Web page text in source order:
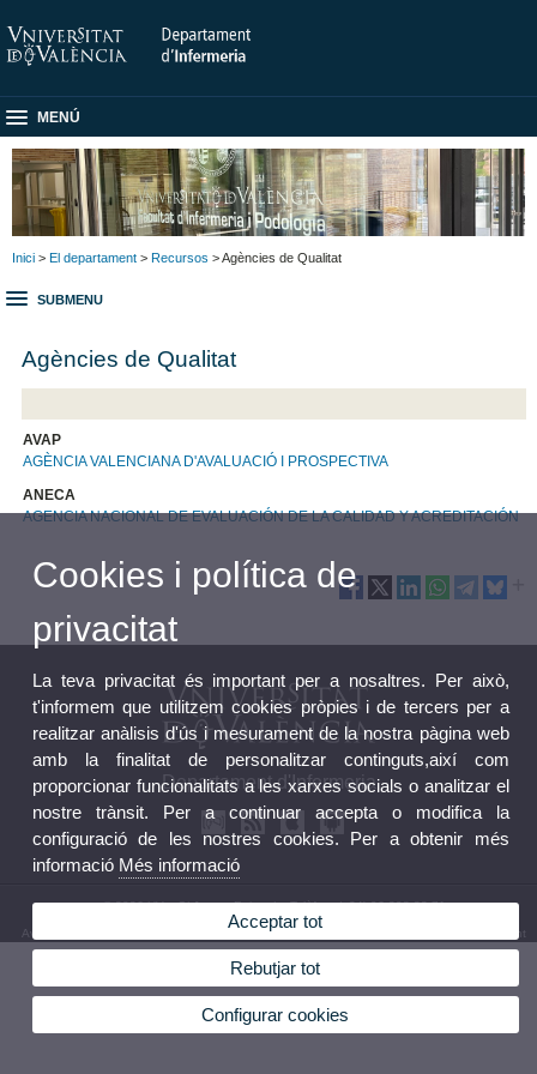
MENÚ
Inici > El departament > Recursos > Agències de Qualitat
SUBMENU
Agències de Qualitat
AVAP
AGÈNCIA VALENCIANA D'AVALUACIÓ I PROSPECTIVA
ANECA
AGENCIA NACIONAL DE EVALUACIÓN DE LA CALIDAD Y ACREDITACIÓN
Departament d'Infermeria
© 2026 UV. - C/ Jaume Roig, s/n. Telèfon: (+34) 96 398 32 71
Avís legal |Cookies Bústia Departament
Cookies i política de
privacitat
La teva privacitat és important per a nosaltres. Per això,
t'informem que utilitzem cookies pròpies i de tercers per a
realitzar anàlisis d'ús i mesurament de la nostra pàgina web
amb la finalitat de personalitzar continguts,així com
proporcionar funcionalitats a les xarxes socials o analitzar el
nostre trànsit. Per a continuar accepta o modifica la
configuració de les nostres cookies. Per a obtenir més
informació Més informació
Acceptar tot
Rebutjar tot
Configurar cookies